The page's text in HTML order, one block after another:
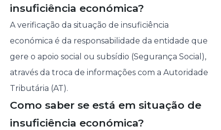
insuficiência económica?
A verificação da situação de insuficiência
económica é da responsabilidade da entidade que
gere o apoio social ou subsídio (Segurança Social),
através da troca de informações com a Autoridade
Tributária (AT).
Como saber se está em situação de
insuficiência económica?